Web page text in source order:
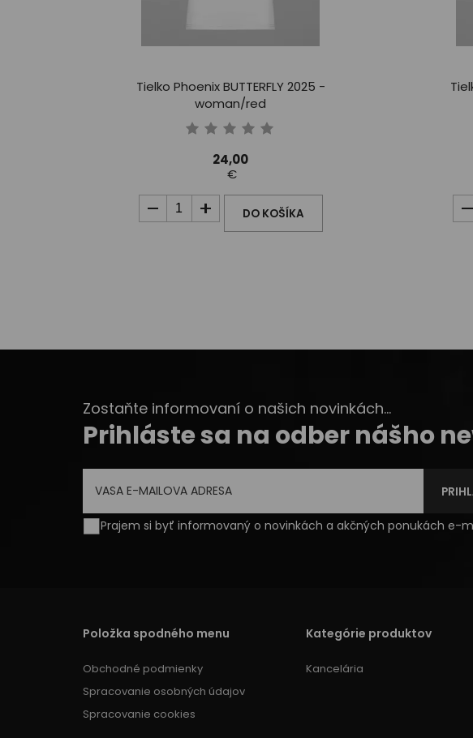
Tielko Phoenix BUTTERFLY 2025 -
woman/red
24,00
€
DO KOŠÍKA
Zostaňte informovaní o našich novinkách...
Prihláste sa na odber nášho
Prajem si byť informovaný o novinkách a akčných ponukách e-
Položka spodného menu
Obchodné podmienky
Spracovanie osobných údajov
Spracovanie cookies
Kategórie produktov
Kancelária